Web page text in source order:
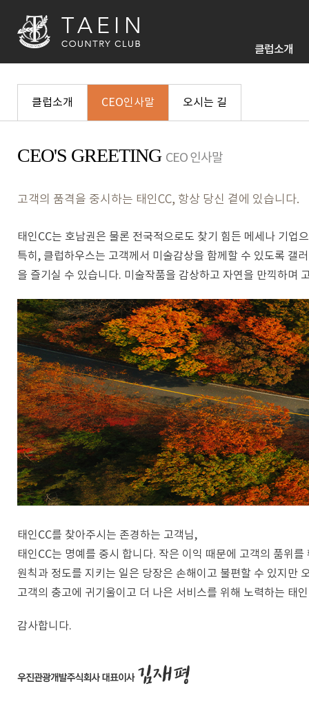
클럽소개
클럽소개 CEO인사말 오시는 길
CEO'S GREETING CEO 인사말
고객의 품격을 중시하는 태인CC, 항상 당신 곁에 있습니다.
태인CC는 호남권은 물론 전국적으로도 찾기 힘든 메세나 기업
특히, 클럽하우스는 고객께서 미술감상을 함께할 수 있도록 갤
을 즐기실 수 있습니다. 미술작품을 감상하고 자연을 만끽하며
태인CC를 찾아주시는 존경하는 고객님,
태인CC는 명예를 중시 합니다. 작은 이익 때문에 고객의 품위를
원칙과 정도를 지키는 일은 당장은 손해이고 불편할 수 있지만
고객의 충고에 귀기울이고 더 나은 서비스를 위해 노력하는 태
감사합니다.